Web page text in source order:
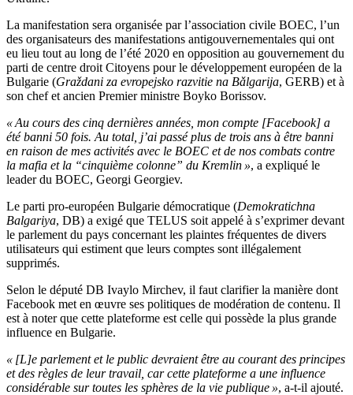
La manifestation sera organisée par l’association civile BOEC, l’un
des organisateurs des manifestations antigouvernementales qui ont
eu lieu tout au long de l’été 2020 en opposition au gouvernement du
parti de centre droit Citoyens pour le développement européen de la
Bulgarie (Graždani za evropejsko razvitie na Bǎlgarija, GERB) et à
son chef et ancien Premier ministre Boyko Borissov.
« Au cours des cinq dernières années, mon compte [Facebook] a
été banni 50 fois. Au total, j’ai passé plus de trois ans à être banni
en raison de mes activités avec le BOEC et de nos combats contre
la mafia et la “cinquième colonne” du Kremlin », a expliqué le
leader du BOEC, Georgi Georgiev.
Le parti pro-européen Bulgarie démocratique (Demokratichna
Balgariya, DB) a exigé que TELUS soit appelé à s’exprimer devant
le parlement du pays concernant les plaintes fréquentes de divers
utilisateurs qui estiment que leurs comptes sont illégalement
supprimés.
Selon le député DB Ivaylo Mirchev, il faut clarifier la manière dont
Facebook met en œuvre ses politiques de modération de contenu. Il
est à noter que cette plateforme est celle qui possède la plus grande
influence en Bulgarie.
« [L]e parlement et le public devraient être au courant des principes
et des règles de leur travail, car cette plateforme a une influence
considérable sur toutes les sphères de la vie publique », a-t-il ajouté.